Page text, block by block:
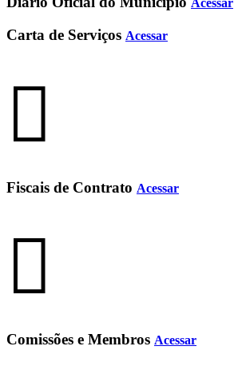
Acessar
Carta de Serviços Acessar
Fiscais de Contrato Acessar
Comissões e Membros Acessar